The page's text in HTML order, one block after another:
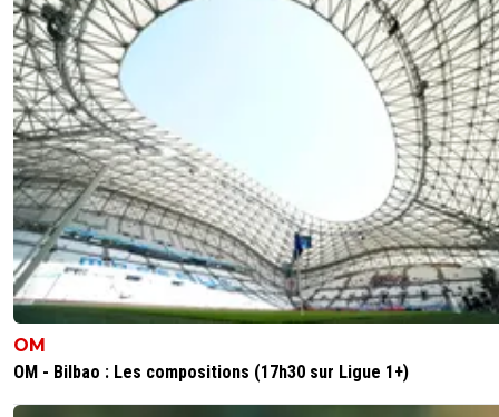
OM
OM - Bilbao : Les compositions (17h30 sur Ligue 1+)